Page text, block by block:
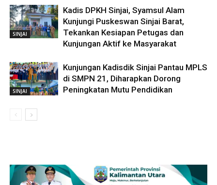
SINJAI
Kadis DPKH Sinjai, Syamsul Alam
Kunjungi Puskeswan Sinjai Barat,
Tekankan Kesiapan Petugas dan
Kunjungan Aktif ke Masyarakat
SINJAI
Kunjungan Kadisdik Sinjai Pantau MPLS
di SMPN 21, Diharapkan Dorong
Peningkatan Mutu Pendidikan